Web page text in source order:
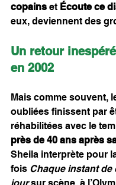
copains et Écoute ce
eux, deviennent des
Un retour
en 2002
Mais comme souvent,
oubliées finissent par
réhabilitées avec le
près de 40 ans après
Sheila interprète pour
fois Chaque instant de